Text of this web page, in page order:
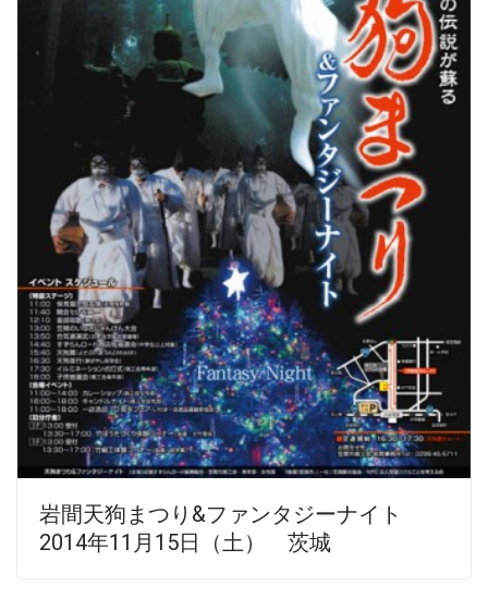
岩間天狗まつり&ファンタジーナイト
2014年11月15日（土） 茨城